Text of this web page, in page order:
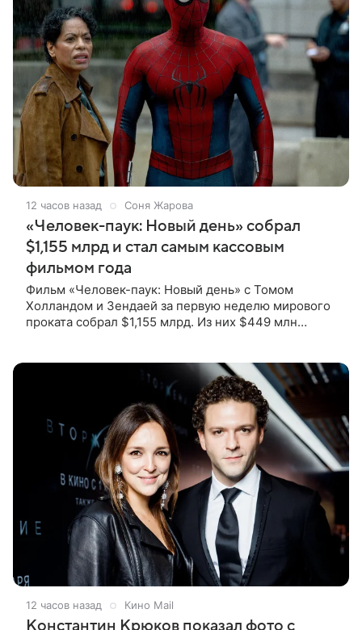
12 часов назад Соня Жарова
«Человек-паук: Новый день» собрал
$1,155 млрд и стал самым кассовым
фильмом года
Фильм «Человек-паук: Новый день» с Томом
Холландом и Зендаей за первую неделю мирового
проката собрал $1,155 млрд. Из них $449 млн
12 часов назад Кино Mail
Константин Крюков показал фото с